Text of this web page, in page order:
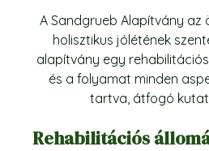
A Sandgrueb Alapítvány az
holisztikus jólétének
alapítvány egy
és a folyamat minden
tartva, átfogó
Rehabilitációs